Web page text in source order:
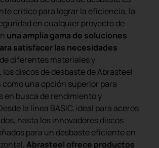
crítico para lograr la eficiencia, la
en cualquier proyecto de
una amplia gama de soluciones
satisfacer las necesidades
de diferentes materiales y
discos de desbaste de Abrasteel
una opción superior para
en busca de rendimiento y
la línea BASIC, ideal para aceros
hasta los innovadores discos
para un desbaste eficiente en
Abrasteel ofrece productos